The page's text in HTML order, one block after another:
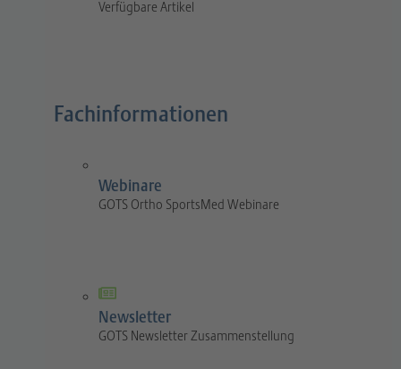
Verfügbare Artikel
Fachinformationen
Webinare
GOTS Ortho SportsMed Webinare
Newsletter
GOTS Newsletter Zusammenstellung